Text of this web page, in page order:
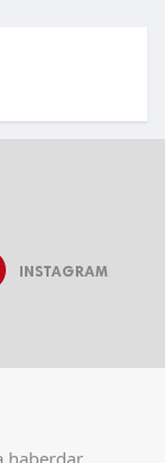
INSTAGRAM
haberdar